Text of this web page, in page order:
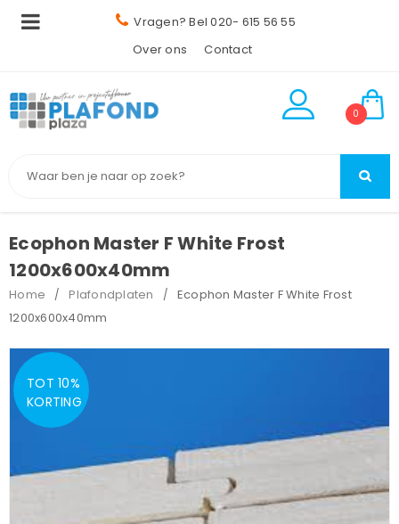
Vragen? Bel 020- 615 56 55
Over ons
Contact
0
Ecophon Master F White Frost
1200x600x40mm
Home / Plafondplaten /
Ecophon Master F White Frost
1200x600x40mm
TOT 10%
KORTING